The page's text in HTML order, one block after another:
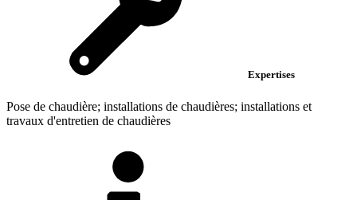
Expertises
Pose de chaudière; installations de chaudières; installations et
travaux d'entretien de chaudières